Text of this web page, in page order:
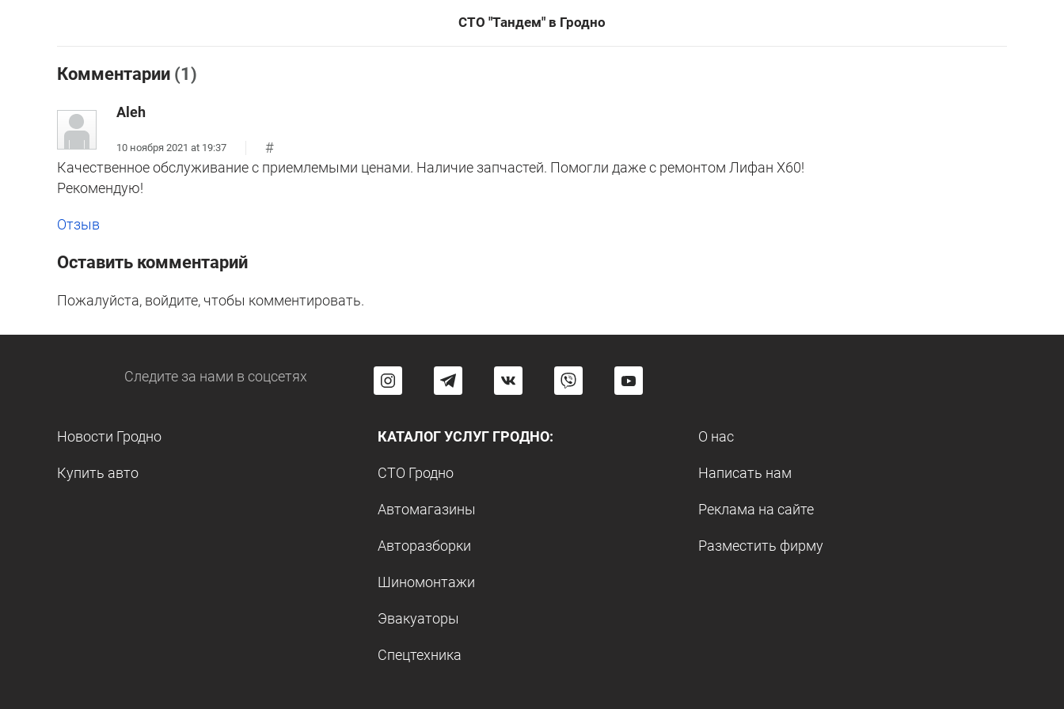
СТО "Тандем" в Гродно
Комментарии (1)
Aleh
10 ноября 2021 at 19:37
#
Качественное обслуживание с приемлемыми ценами. Наличие запчастей. Помогли даже с ремонтом Лифан X60!
Рекомендую!
Отзыв
Оставить комментарий
Пожалуйста, войдите, чтобы комментировать.
Следите за нами в соцсетях
Новости Гродно
Купить авто
КАТАЛОГ УСЛУГ ГРОДНО:
СТО Гродно
Автомагазины
Авторазборки
Шиномонтажи
Эвакуаторы
Спецтехника
О нас
Написать нам
Реклама на сайте
Разместить фирму